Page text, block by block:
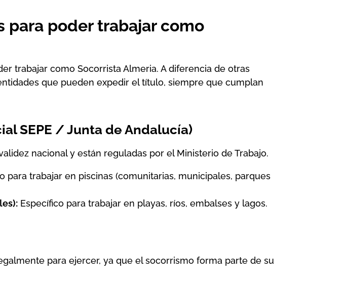
para poder trabajar como
trabajar comoSocorrista Almeria. A diferencia de otras
que pueden expedir el título, siempre que cumplan
SEPE / Junta de Andalucía)
nacional y están reguladas por el Ministerio de Trabajo.
para trabajar en piscinas (comunitarias, municipales, parques
Específico para trabajar en playas, ríos, embalses y lagos.
para ejercer, ya que el socorrismo forma parte de su